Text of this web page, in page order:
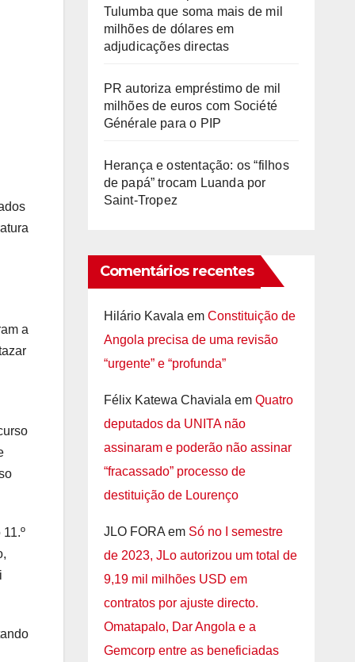
a
Tulumba que soma mais de mil
milhões de dólares em
adjudicações directas
PR autoriza empréstimo de mil
milhões de euros com Société
Générale para o PIP
Herança e ostentação: os “filhos
de papá” trocam Luanda por
Saint-Tropez
Comentários recentes
Hilário Kavala em Constituição de
Angola precisa de uma revisão
“urgente” e “profunda”
Félix Katewa Chaviala em Quatro
deputados da UNITA não
assinaram e poderão não assinar
“fracassado” processo de
destituição de Lourenço
JLO FORAem Só no I semestre
de 2023, JLo autorizou um total de
9,19 mil milhões USD em
contratos por ajuste directo.
Omatapalo, Dar Angola e a
Gemcorp entre as beneficiadas